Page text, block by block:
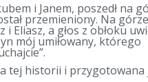
i Janem, poszedł na
przemieniony. Na górze
Eliasz, a głos z obłoku
mój umiłowany, którego
tej historii i przygotowana